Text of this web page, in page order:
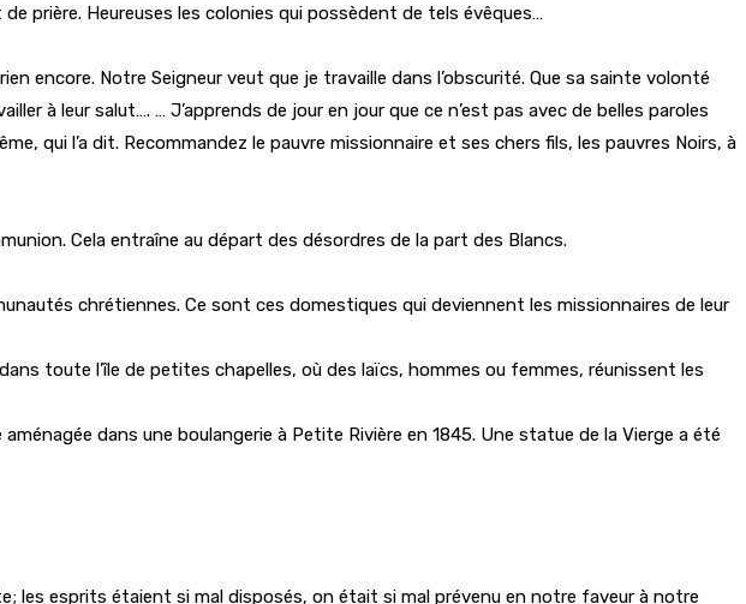
prière. Heureuses les colonies qui possèdent de tels évêques…
encore. Notre Seigneur veut que je travaille dans l’obscurité. Que sa sainte volonté
à leur salut…. … J’apprends de jour en jour que ce n’est pas avec de belles paroles
qui l’a dit. Recommandez le pauvre missionnaire et ses chers fils, les pauvres Noirs, à
Cela entraîne au départ des désordres de la part des Blancs.
chrétiennes. Ce sont ces domestiques qui deviennent les missionnaires de leur
toute l’île de petites chapelles, où des laïcs, hommes ou femmes, réunissent les
dans une boulangerie à Petite Rivière en 1845. Une statue de la Vierge a été
les esprits étaient si mal disposés, on était si mal prévenu en notre faveur à notre